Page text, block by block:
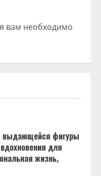
вам необходимо
выдающейся фигуры
для
жизнь,